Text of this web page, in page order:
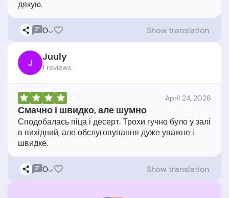
0 Show translation
J Juuly
1 reviews
April 24, 2026
Смачно і швидко, але шумно
Сподобалась піца і десерт. Трохи гучно було у залі
в вихідний, але обслуговування дуже уважне і
0 Show translation